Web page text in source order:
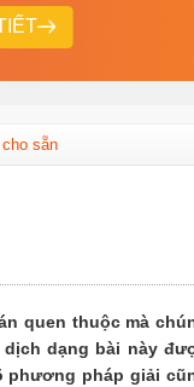
sẵn
quen thuộc mà
dạng bài này
phương pháp giải